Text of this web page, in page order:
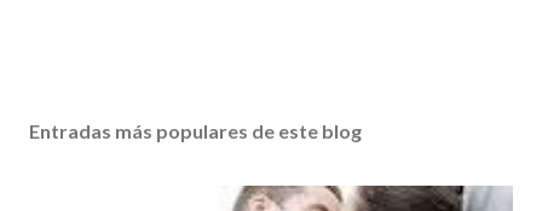
Entradas más populares de este blog